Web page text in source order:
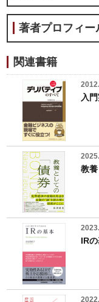
著者プロフィー
関連書籍
入
教養
IR